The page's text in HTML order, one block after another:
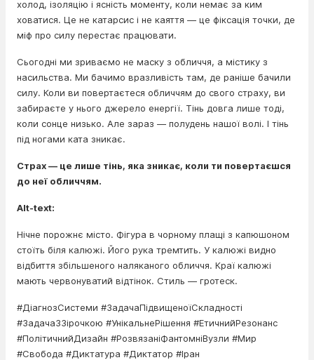
холод, ізоляцію і ясність моменту, коли немає за ким
ховатися. Це не катарсис і не каяття — це фіксація точки, де
міф про силу перестає працювати.
Сьогодні ми зриваємо не маску з обличчя, а містику з
насильства. Ми бачимо вразливість там, де раніше бачили
силу. Коли ви повертаєтеся обличчям до свого страху, ви
забираєте у нього джерело енергії. Тінь довга лише тоді,
коли сонце низько. Але зараз — полудень нашої волі. І тінь
під ногами ката зникає.
Страх — це лише тінь, яка зникає, коли ти повертаєшся
до неї обличчям.
Alt-text:
Нічне порожнє місто. Фігура в чорному плащі з капюшоном
стоїть біля калюжі. Його рука тремтить. У калюжі видно
відбиття збільшеного наляканого обличчя. Краї калюжі
мають червонуватий відтінок. Стиль — гротеск.
#ДіагнозСистеми #ЗадачаПідвищеноїСкладності
#ЗадачаЗЗірочкою #УнікальнеРішення #ЕтичнийРезонанс
#ПолітичнийДизайн #РозвязаніФантомніВузли #Мир
#Свобода #Диктатура #Диктатор #Іран